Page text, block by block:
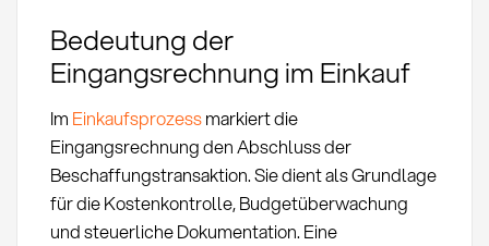
Bedeutung der
Eingangsrechnung im Einkauf
Im Einkaufsprozessmarkiert die
Eingangsrechnung den Abschluss der
Beschaffungstransaktion. Sie dient als Grundlage
für die Kostenkontrolle, Budgetüberwachung
und steuerliche Dokumentation. Eine